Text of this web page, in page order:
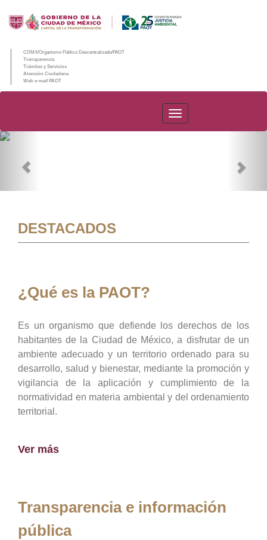
CDMX/Organismo Público Descentralizado/PAOT
Transparencia
Trámites y Servicios
Atención Ciudadana
Web e-mail PAOT
PAOT
DESTACADOS
¿Qué es la PAOT?
Es un organismo que defiende los derechos de los
habitantes de la Ciudad de México, a disfrutar de un
ambiente adecuado y un territorio ordenado para su
desarrollo, salud y bienestar, mediante la promoción y
vigilancia de la aplicación y cumplimiento de la
normatividad en materia ambiental y del ordenamiento
territorial.
Ver más
Transparencia e información
pública